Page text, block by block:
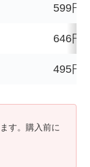
599円
646円
495円
す。購入前に